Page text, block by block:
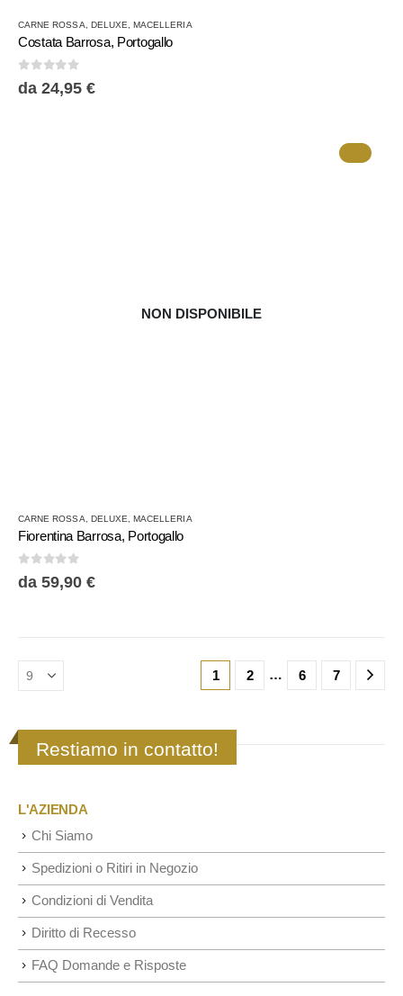
prodotto
ha
più
varianti.
CARNE ROSSA DELUXE ,MACELLERIA
Costata Barrosa, Portogallo
0Su 5
da 24,95 €
NON DISPONIBILE
prodotto
ha
più
varianti.
essere
scelte
del
prodotto
CARNE ROSSA DELUXE ,MACELLERIA
Fiorentina Barrosa, Portogallo
0Su 5
da 59,90 €
1 2 … 6 7
Restiamo in contatto!
L'AZIENDA
Chi Siamo
Spedizioni o Ritiri in Negozio
Condizioni di Vendita
Diritto di Recesso
FAQ Domande e Risposte